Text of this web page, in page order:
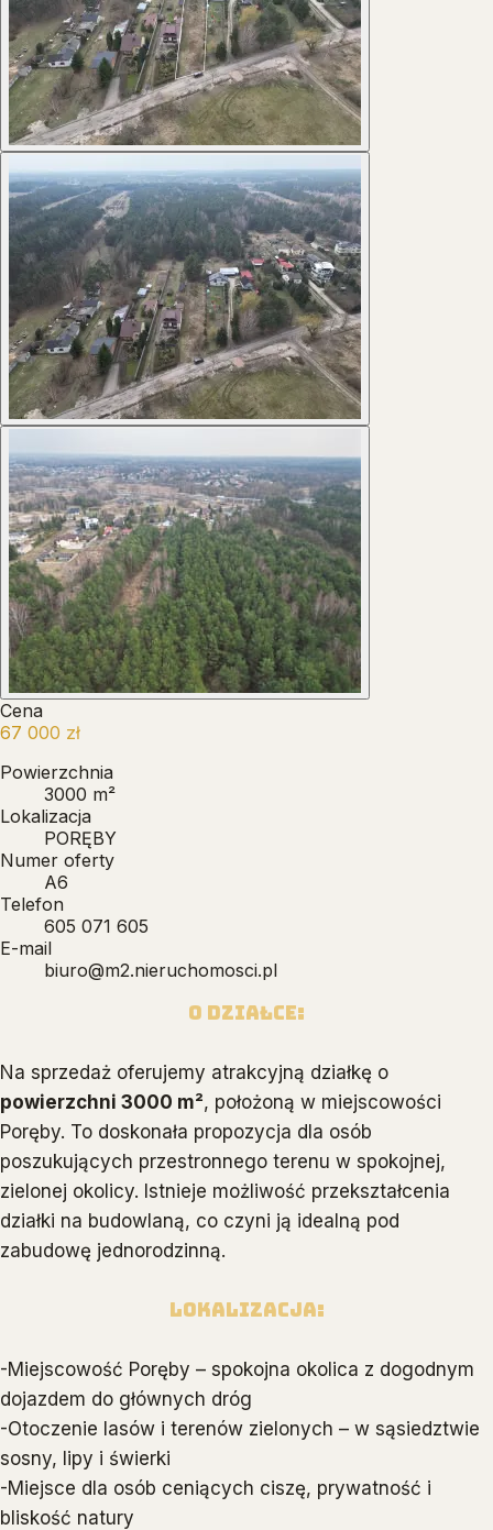
Cena
67 000 zł
Powierzchnia
3000 m²
Lokalizacja
PORĘBY
Numer oferty
A6
Telefon
605 071 605
E-mail
biuro@m2.nieruchomosci.pl
O DZIAŁCE:
Na sprzedaż oferujemy atrakcyjną działkę o
powierzchni 3000 m², położoną w miejscowości
Poręby. To doskonała propozycja dla osób
poszukujących przestronnego terenu w spokojnej,
zielonej okolicy. Istnieje możliwość przekształcenia
działki na budowlaną, co czyni ją idealną pod
zabudowę jednorodzinną.
Lokalizacja:
-Miejscowość Poręby – spokojna okolica z dogodnym
dojazdem do głównych dróg
-Otoczenie lasów i terenów zielonych – w sąsiedztwie
sosny, lipy i świerki
-Miejsce dla osób ceniących ciszę, prywatność i
bliskość natury